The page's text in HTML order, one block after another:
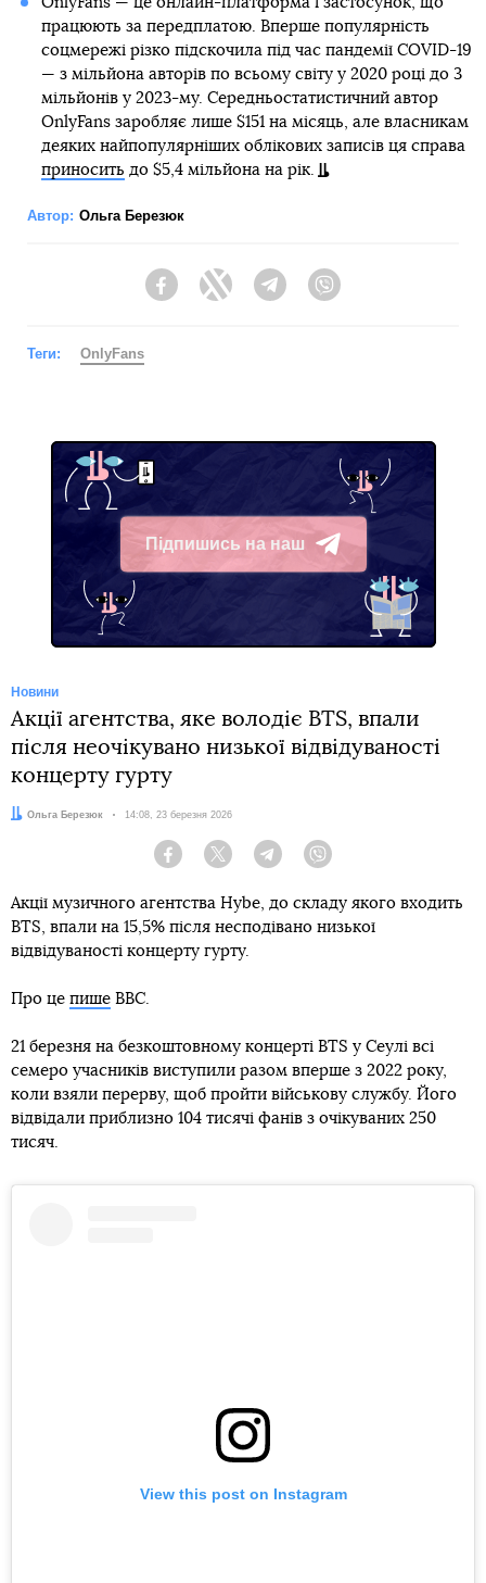
працюють за передплатою. Вперше популярність
соцмережі різко підскочила під час пандемії COVID-19
— з мільйона авторів по всьому світу у 2020 році до 3
мільйонів у 2023-му. Середньостатистичний автор
OnlyFans заробляє лише $151 на місяць, але власникам
деяких найпопулярніших облікових записів ця справа
приносить до $5,4 мільйона на рік.
Автор: Ольга Березюк
FacebookTwitter Telegram
Теги: OnlyFans
Підпишись на наш
Telegram
Новини
Акції агентства, яке володіє BTS, впали
після неочікувано низької відвідуваності
концерту гурту
Автор:
Ольга Березюк Дата:
14:08, 23 березня 2026
Facebook Twitter Telegram
Акції музичного агентства Hybe, до складу якого входить
BTS, впали на 15,5% після несподівано низької
відвідуваності концерту гурту.
Про це пише BBC.
21 березня на безкоштовному концерті BTS у Сеулі всі
семеро учасників виступили разом вперше з 2022 року,
коли взяли перерву, щоб пройти військову службу. Його
відвідали приблизно 104 тисячі фанів з очікуваних 250
тисяч.
View this post on Instagram